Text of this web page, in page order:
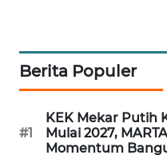
Berita Populer
#1
KEK Mekar Putih
Mulai 2027,
Momentum
METRO
METRO